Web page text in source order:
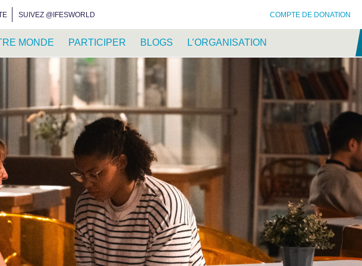
SUIVEZ @IFESWORLD COMPTE DE DONATION
MONDE PARTICIPER BLOGS L’ORGANISATION